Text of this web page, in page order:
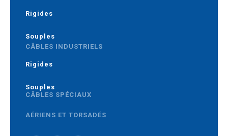
Rigides
Souples
CÂBLES INDUSTRIELS
Rigides
Souples
CÂBLES SPÉCIAUX
AÉRIENS ET TORSADÉS